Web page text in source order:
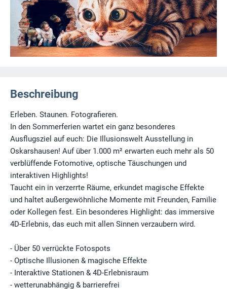
Beschreibung
Erleben. Staunen. Fotografieren.
In den Sommerferien wartet ein ganz besonderes
Ausflugsziel auf euch: Die Illusionswelt Ausstellung in
Oskarshausen! Auf über 1.000 m² erwarten euch mehr als 50
verblüffende Fotomotive, optische Täuschungen und
interaktiven Highlights!
Taucht ein in verzerrte Räume, erkundet magische Effekte
und haltet außergewöhnliche Momente mit Freunden, Familie
oder Kollegen fest. Ein besonderes Highlight: das immersive
4D-Erlebnis, das euch mit allen Sinnen verzaubern wird.
- Über 50 verrückte Fotospots
- Optische Illusionen & magische Effekte
- Interaktive Stationen & 4D-Erlebnisraum
- wetterunabhängig & barrierefrei